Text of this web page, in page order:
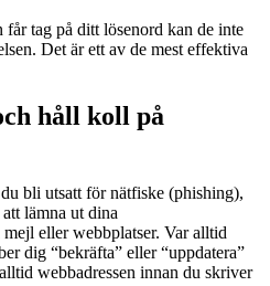
får tag på ditt lösenord kan de inte
Det är ett av de mest effektiva
håll koll på
bli utsatt för nätfiske (phishing),
lämna ut dina
eller webbplatser. Var alltid
dig “bekräfta” eller “uppdatera”
webbadressen innan du skriver